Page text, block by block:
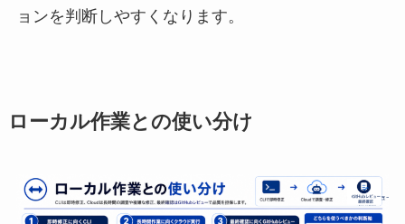
ョンを判断しやすくなります。
ローカル作業との使い分け